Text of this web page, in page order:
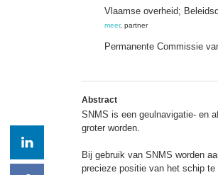
Vlaamse overheid;
meer, partner
Permanente Commissie
Abstract
SNMS is een geulnavigatie- en
groter worden.
Bij gebruik van SNMS worden
precieze positie van het schip